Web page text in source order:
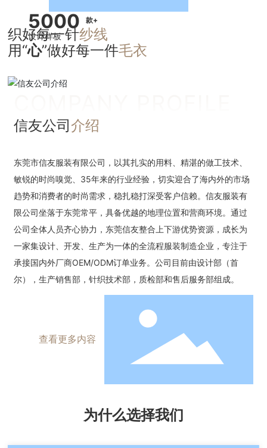
5000 款+
设计样板
织好每一针纱线
用“心”做好每一件毛衣
信友公司介绍
东莞市信友服装有限公司，以其扎实的用料、精湛的做工技术、
敏锐的时尚嗅觉、35年来的行业经验，切实迎合了海内外的市场
趋势和消费者的时尚需求，稳扎稳打深受客户信赖。信友服装有
限公司坐落于东莞常平，具备优越的地理位置和营商环境。通过
公司全体人员齐心协力，东莞信友整合上下游优势资源，成长为
一家集设计、开发、生产为一体的全流程服装制造企业，专注于
承接国内外厂商OEM/ODM订单业务。公司目前由设计部（首
尔），生产销售部，针织技术部，质检部和售后服务部组成。
查看更多内容
为什么选择我们